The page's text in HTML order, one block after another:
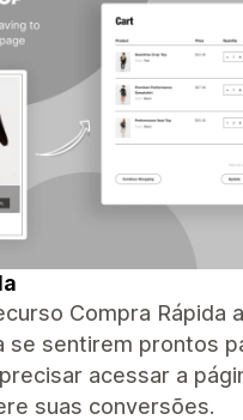
Compra Rápida
se sentirem prontos
acessar a
suas conversões.